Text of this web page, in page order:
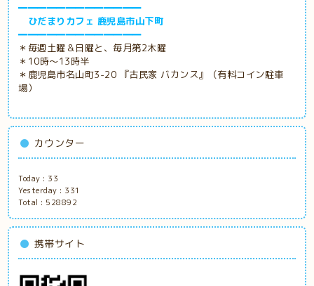
━━━━━━━━━━━━━
ひだまりカフェ 鹿児島市山下町
━━━━━━━━━━━━━
＊毎週土曜＆日曜と、毎月第2木曜
＊10時～13時半
＊鹿児島市名山町3-20 『古民家 バカンス』（有料コイン駐車
場）
カウンター
Today : 33
Yesterday : 331
Total : 528892
携帯サイト